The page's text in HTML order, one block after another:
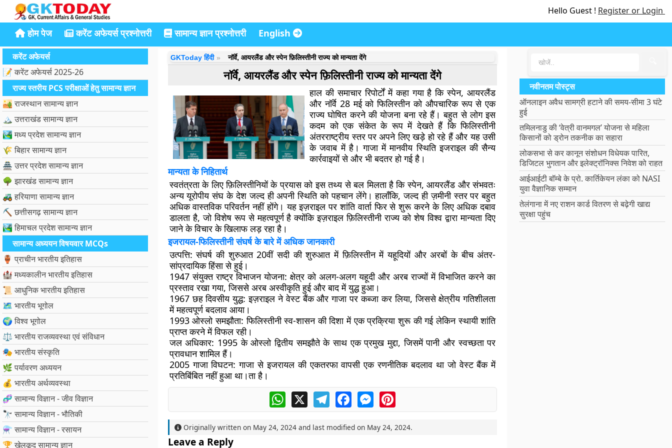
Hello Guest ! Register or Login
होम पेज करेंट अफेयर्स प्रश्नोत्तरी सामान्य ज्ञान प्रश्नोत्तरी English
करेंट अफेयर्स
📝 करेंट अफेयर्स 2025-26
राज्य स्तरीय PCS परीक्षाओं हेतु सामान्य ज्ञान
🏜️ राजस्थान सामान्य ज्ञान
🏔️ उत्तराखंड सामान्य ज्ञान
🏞️ मध्य प्रदेश सामान्य ज्ञान
🌾 बिहार सामान्य ज्ञान
🏯 उत्तर प्रदेश सामान्य ज्ञान
🌳 झारखंड सामान्य ज्ञान
🚜 हरियाणा सामान्य ज्ञान
⛏️ छत्तीसगढ़ सामान्य ज्ञान
🏞️ हिमाचल प्रदेश सामान्य ज्ञान
सामान्य अध्ययन विषयवार MCQs
🏺 प्राचीन भारतीय इतिहास
🏰 मध्यकालीन भारतीय इतिहास
📜 आधुनिक भारतीय इतिहास
🗺️ भारतीय भूगोल
🌍 विश्व भूगोल
⚖️ भारतीय राजव्यवस्था एवं संविधान
🎭 भारतीय संस्कृति
🌿 पर्यावरण अध्ययन
💰 भारतीय अर्थव्यवस्था
🧬 सामान्य विज्ञान - जीव विज्ञान
🔭 सामान्य विज्ञान - भौतिकी
⚗️ सामान्य विज्ञान - रसायन
🏆 खेलकूद सामान्य ज्ञान
GKToday हिंदी नॉर्वे, आयरलैंड और स्पेन फ़िलिस्तीनी राज्य को मान्यता देंगे
नॉर्वे, आयरलैंड और स्पेन फ़िलिस्तीनी राज्य को मान्यता देंगे
हाल की समाचार रिपोर्टों में कहा गया है कि स्पेन, आयरलैंड
और नॉर्वे 28 मई को फिलिस्तीन को औपचारिक रूप से एक
राज्य घोषित करने की योजना बना रहे हैं। बहुत से लोग इस
कदम को एक संकेत के रूप में देखते हैं कि फिलिस्तीनी
अंतरराष्ट्रीय स्तर पर अपने लिए खड़े हो रहे हैं और यह उसी
के जवाब में है। गाजा में मानवीय स्थिति इजराइल की सैन्य
कार्रवाइयों से और भी बदतर हो गई है।
मान्यता के निहितार्थ
स्वतंत्रता के लिए फ़िलिस्तीनियों के प्रयास को इस तथ्य से बल मिलता है कि स्पेन, आयरलैंड और संभवतः
अन्य यूरोपीय संघ के देश जल्द ही अपनी स्थिति को पहचान लेंगे। हालाँकि, जल्द ही ज़मीनी स्तर पर बहुत
अधिक वास्तविक परिवर्तन नहीं होंगे। यह इज़राइल पर शांति वार्ता फिर से शुरू करने के लिए अधिक दबाव
डालता है, जो विशेष रूप से महत्वपूर्ण है क्योंकि इज़राइल फ़िलिस्तीनी राज्य को शेष विश्व द्वारा मान्यता दिए
जाने के विचार के खिलाफ लड़ रहा है।
इजरायल-फिलिस्तीनी संघर्ष के बारे में अधिक जानकारी
उत्पत्ति: संघर्ष की शुरुआत 20वीं सदी की शुरुआत में फ़िलिस्तीन में यहूदियों और अरबों के बीच अंतर-
सांप्रदायिक हिंसा से हुई।
1947 संयुक्त राष्ट्र विभाजन योजना: क्षेत्र को अलग-अलग यहूदी और अरब राज्यों में विभाजित करने का
प्रस्ताव रखा गया, जिससे अरब अस्वीकृति हुई और बाद में युद्ध हुआ।
1967 छह दिवसीय युद्ध: इज़राइल ने वेस्ट बैंक और गाजा पर कब्जा कर लिया, जिससे क्षेत्रीय गतिशीलता
में महत्वपूर्ण बदलाव आया।
1993 ओस्लो समझौता: फिलिस्तीनी स्व-शासन की दिशा में एक प्रक्रिया शुरू की गई लेकिन स्थायी शांति
प्राप्त करने में विफल रही।
जल अधिकार: 1995 के ओस्लो द्वितीय समझौते के साथ एक प्रमुख मुद्दा, जिसमें पानी और स्वच्छता पर
प्रावधान शामिल हैं।
2005 गाजा विघटन: गाजा से इजरायल की एकतरफा वापसी एक रणनीतिक बदलाव था जो वेस्ट बैंक में
प्रतिबिंबित नहीं हुआ था।ता है।
WhatsApp
X TelegramFacebookMessengerPinterest
Originally written on May 24, 2024and last modified on May 24, 2024.
Leave a Reply
नवीनतम पोस्ट्स
ऑनलाइन अवैध सामग्री हटाने की समय-सीमा 3 घंटे
हुई
तमिलनाडु की ‘वेत्री वानमगल’ योजना से महिला
किसानों को ड्रोन तकनीक का सहारा
लोकसभा से कर कानून संशोधन विधेयक पारित,
डिजिटल भुगतान और इलेक्ट्रॉनिक्स निवेश को राहत
आईआईटी बॉम्बे के प्रो. कार्तिकेयन लंका को NASI
युवा वैज्ञानिक सम्मान
तेलंगाना में नए राशन कार्ड वितरण से बढ़ेगी खाद्य
सुरक्षा पहुंच